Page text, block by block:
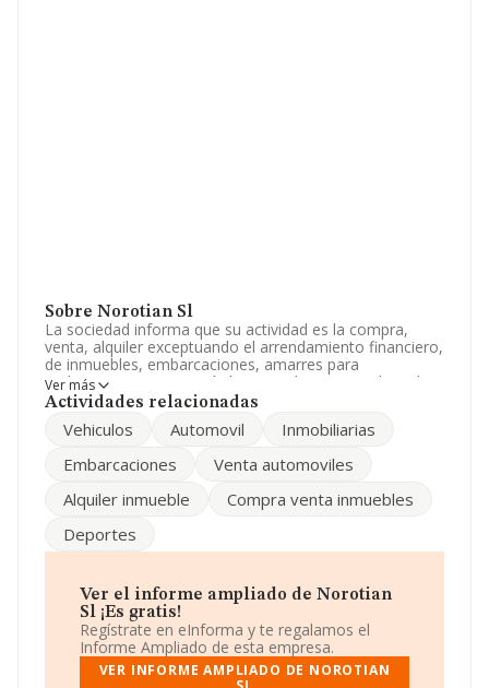
Sobre Norotian Sl
La sociedad informa que su actividad es la compra,
venta, alquiler exceptuando el arrendamiento financiero,
de inmuebles, embarcaciones, amarres para
embarcaciones, automóviles, y cualquier otra clase de
vehículos de uso privado. La sociedad está inscrita en el
corresponde a 4781 con código 'Comercio al por menor
de venta y en mercadillos'. La compañía no tiene
La sociedad españolaNorotian S.L, CIF B63529077,
84 Loc 3, (08041), Barcelona, Cataluña.
En base a la información de la que dispone INFORMA
sobre 35.558 compañías, a nivel nacional la facturación
asciende a 81.375 millones de euros y el promedio de la
facturación de ventas entre todas las compañías
Ver más
Actividades relacionadas
Vehiculos Automovil
Inmobiliarias
Embarcaciones
Venta automoviles
Alquiler inmueble
Compra venta inmuebles
Deportes
Ver el informe ampliado de Norotian
Sl ¡Es gratis!
Regístrate en eInforma y te regalamos el
Informe Ampliado de esta empresa.
VER INFORME AMPLIADO DE NOROTIAN